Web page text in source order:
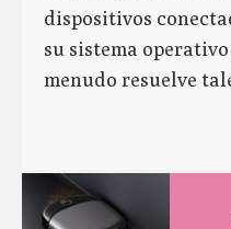
dispositivos
su sistema
menudo resuelve